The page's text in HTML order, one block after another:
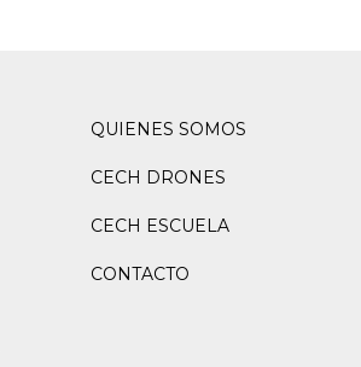
QUIENES SOMOS
CECH DRONES
CECH ESCUELA
CONTACTO